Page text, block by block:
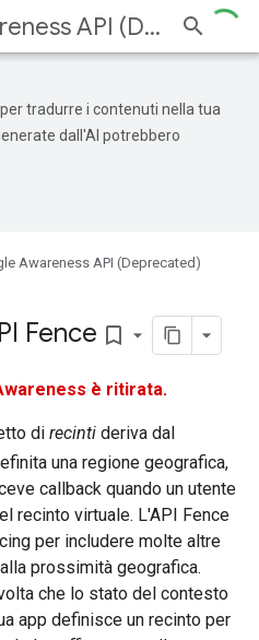
API (Deprecated)
tradurre i contenuti nella tua
dall'AI potrebbero
Awareness API (Deprecated)
Fence bookmark_border
è ritirata.
di recinti deriva dal
una regione geografica,
callback quando un utente
recinto virtuale. L'API Fence
per includere molte altre
prossimità geografica.
che lo stato del contesto
app definisce un recinto per